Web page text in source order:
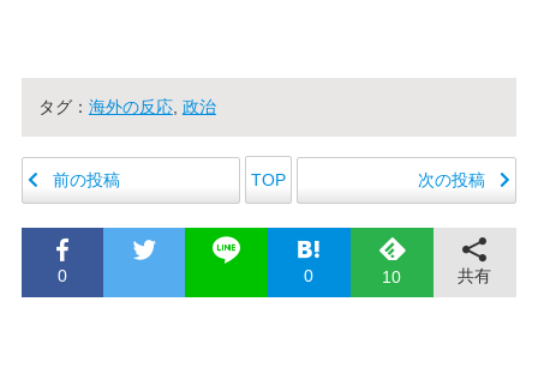
タグ： 海外の反応, 政治
前の投稿 TOP 次の投稿
0 0 10 共有